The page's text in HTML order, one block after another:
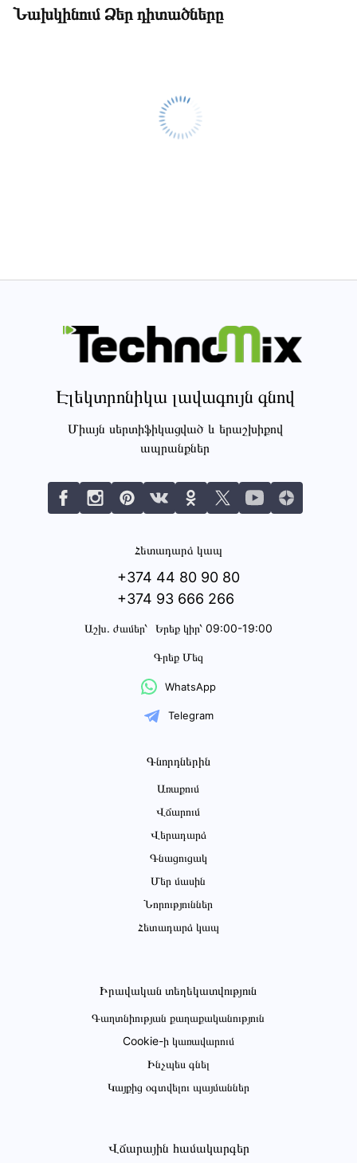
Նախկինում Ձեր դիտածները
Էլեկտրոնիկա լավագույն գնով
Միայն սերտիֆիկացված և երաշխիքով
ապրանքներ
Հետադարձ կապ
+374 44 80 90 80
+374 93 666 266
Աշխ․ ժամեր՝ Երեք կիր՝ 09:00-19:00
Գրեք Մեզ
WhatsApp
Telegram
Գնորդներին
Առաքում
Վճարում
Վերադարձ
Գնացուցակ
Մեր մասին
Նորություններ
Հետադարձ կապ
Իրավական տեղեկատվություն
Գաղտնիության քաղաքականություն
Cookie-ի կառավարում
Ինչպես գնել
Կայքից օգտվելու պայմաններ
Վճարային համակարգեր